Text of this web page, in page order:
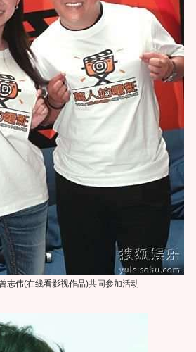
志伟(在线看影视作品)共同参加活动